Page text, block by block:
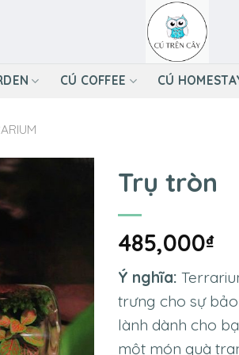
CÚ COFFEE CÚ
Trụ tròn
485,000₫
Ý nghĩa:
trưng cho sự
lành dành cho
một món quà